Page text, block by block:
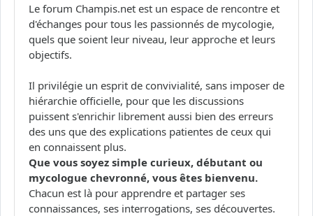
Le forum Champis.net est un espace de rencontre et
d'échanges pour tous les passionnés de mycologie,
quels que soient leur niveau, leur approche et leurs
objectifs.
Il privilégie un esprit de convivialité, sans imposer de
hiérarchie officielle, pour que les discussions
puissent s'enrichir librement aussi bien des erreurs
des uns que des explications patientes de ceux qui
en connaissent plus.
Que vous soyez simple curieux, débutant ou
mycologue chevronné, vous êtes bienvenu.
Chacun est là pour apprendre et partager ses
connaissances, ses interrogations, ses découvertes.